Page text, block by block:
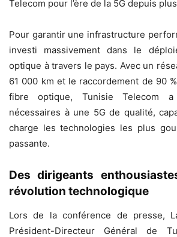
Telecom pour l’ère de la 5G depuis
Pour garantir une infrastructure
investi massivement dans le
optique à travers le pays. Avec un
61 000 km et le raccordement de 90
fibre optique, Tunisie Telecom
nécessaires à une 5G de qualité,
charge les technologies les plus
passante.
Des dirigeants
révolution technologique
Lors de la conférence de presse,
Président-Directeur Général de